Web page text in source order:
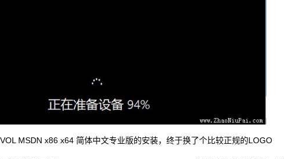
MSDN x86 x64 简体中文专业版的安装，终于换了个比较正规的LOGO